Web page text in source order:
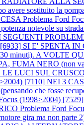
sostituito la
Problema Ford
notevole su
SEGUENTI
[6933] SI E' SPENTA
30 minuti). A VOLTE
FUMA NERO (non
LE LUCI SUL
[7110] NEI 3
che fosse
(1998>2004)
Problema Ford
gira ma non parte